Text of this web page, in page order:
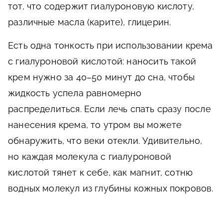
тот, что содержит гиалуроновую кислоту,
различные масла (карите), глицерин.
Есть одна тонкость при использовании крема
с гиалуроновой кислотой: наносить такой
крем нужно за 40–50 минут до сна, чтобы
жидкость успела равномерно
распределиться. Если лечь спать сразу после
нанесения крема, то утром вы можете
обнаружить, что веки отекли. Удивительно,
но каждая молекула с гиалуроновой
кислотой тянет к себе, как магнит, сотню
водных молекул из глубины кожных покровов.